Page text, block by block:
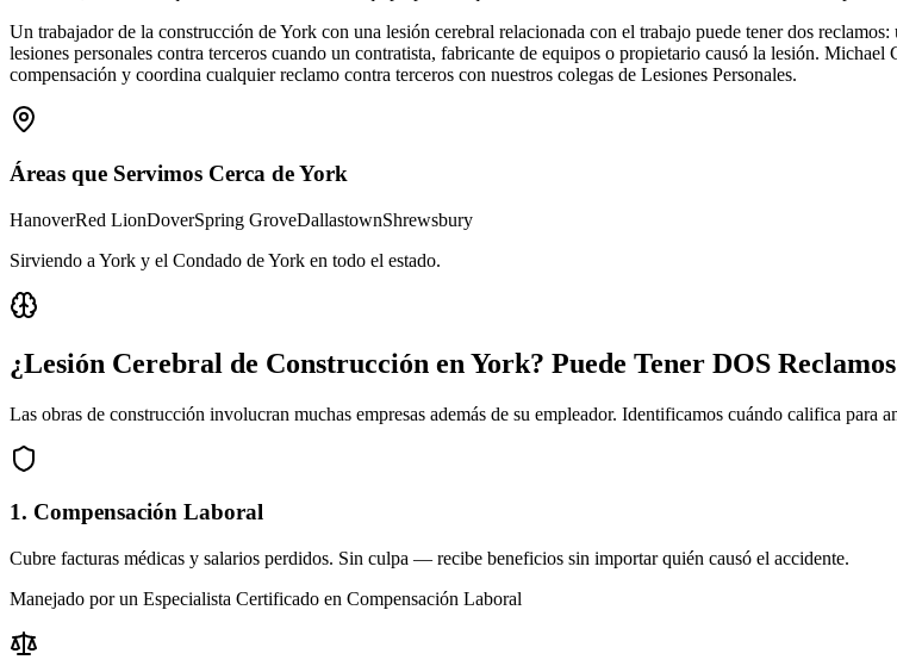
Un trabajador de la construcción de York con una lesión cerebral relacionada con el trabajo puede tener dos
lesiones personales contra terceros cuando un contratista, fabricante de equipos o propietario causó la lesión.
compensación y coordina cualquier reclamo contra terceros con nuestros colegas de Lesiones Personales.
Áreas que Servimos Cerca deYork
HanoverRed LionDoverSpring GroveDallastownShrewsbury
Sirviendo a York y el Condado de York en todo el estado.
¿Lesión Cerebral de Construcción en York? Puede Tener DOS Reclamos
Las obras de construcción involucran muchas empresas además de su empleador. Identificamos cuándo califica
1. Compensación Laboral
Cubre facturas médicas y salarios perdidos. Sin culpa — recibe beneficios sin importar quién causó el accidente.
Manejado por un Especialista Certificado en Compensación Laboral